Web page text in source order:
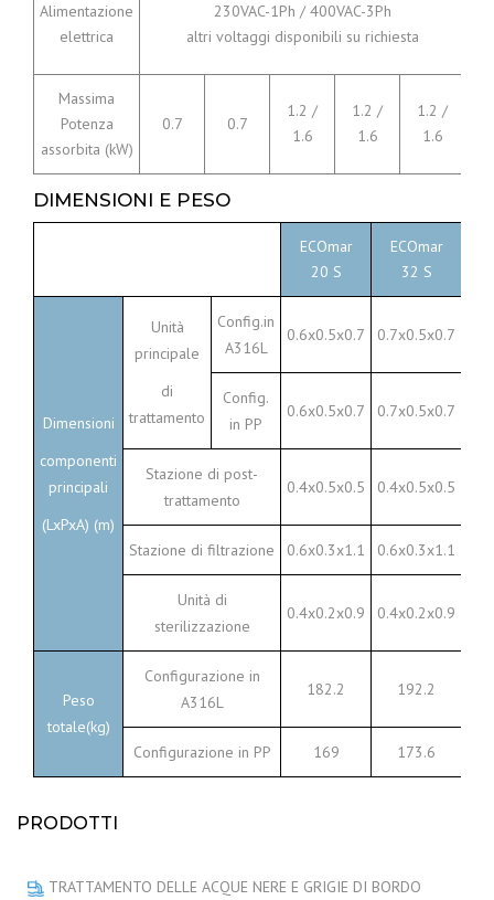
PRODOTTI
TRATTAMENTO DELLE ACQUE NERE E GRIGIE DI BORDO
Alimentazione
elettrica
230VAC-1Ph / 400VAC-3Ph
altri voltaggi disponibili su richiesta
Massima
Potenza
assorbita (kW)
0.7 0.7
1.2 /
1.6
1.2 /
1.6
1.2 /
1.6
DIMENSIONI E PESO
ECOmar
20 S
ECOmar
32 S
Dimensioni
componenti
principali
(LxPxA) (m)
Unità
principale
di
trattamento
Config.in
A316L
0.6x0.5x0.7 0.7x0.5x0.7
Config.
in PP
0.6x0.5x0.7 0.7x0.5x0.7
Stazione di post-
trattamento
0.4x0.5x0.5 0.4x0.5x0.5
Stazione di filtrazione 0.6x0.3x1.1 0.6x0.3x1.1
Unità di
sterilizzazione
0.4x0.2x0.9 0.4x0.2x0.9
Peso
totale(kg)
Configurazione in
A316L
182.2 192.2
Configurazione in PP 169 173.6